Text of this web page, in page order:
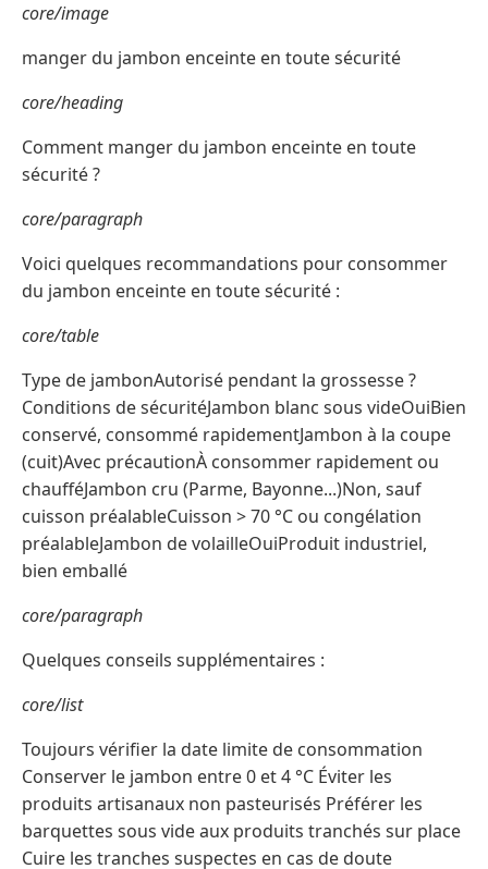
core/image
manger du jambon enceinte en toute sécurité
core/heading
Comment manger du jambon enceinte en toute
sécurité ?
core/paragraph
Voici quelques recommandations pour consommer
du jambon enceinte en toute sécurité :
core/table
Type de jambonAutorisé pendant la grossesse ?
Conditions de sécuritéJambon blanc sous videOuiBien
conservé, consommé rapidementJambon à la coupe
(cuit)Avec précautionÀ consommer rapidement ou
chaufféJambon cru (Parme, Bayonne...)Non, sauf
cuisson préalableCuisson > 70 °C ou congélation
préalableJambon de volailleOuiProduit industriel,
bien emballé
core/paragraph
Quelques conseils supplémentaires :
core/list
Toujours vérifier la date limite de consommation
Conserver le jambon entre 0 et 4 °C Éviter les
produits artisanaux non pasteurisés Préférer les
barquettes sous vide aux produits tranchés sur place
Cuire les tranches suspectes en cas de doute